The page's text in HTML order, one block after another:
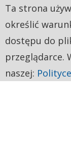
Ta strona
określić
dostępu do
przeglądarce.
naszej: